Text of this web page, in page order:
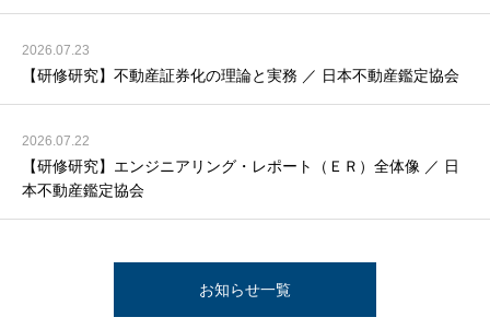
2026.07.23
【研修研究】不動産証券化の理論と実務 ／ 日本不動産鑑定協会
2026.07.22
【研修研究】エンジニアリング・レポート（ＥＲ）全体像 ／ 日
本不動産鑑定協会
お知らせ一覧